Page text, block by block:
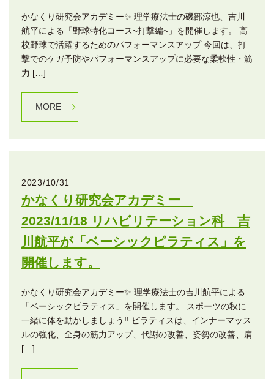
かなくり研究会アカデミー✨ 理学療法士の磯部涼也、吉川
航平による「野球特化コース~打撃編~」を開催します。 高
校野球で活躍するためのパフォーマンスアップ 今回は、打
撃でのケガ予防やパフォーマンスアップに必要な柔軟性・筋
力 […]
MORE
2023/10/31
かなくり研究会アカデミー
2023/11/18 リハビリテーション科 吉
川航平が「ベーシックピラティス」を
開催します。
かなくり研究会アカデミー✨ 理学療法士の吉川航平による
「ベーシックピラティス」を開催します。 スポーツの秋に
一緒に体を動かしましょう!! ピラティスは、インナーマッス
ルの強化、全身の筋力アップ、代謝の改善、姿勢の改善、肩
[…]